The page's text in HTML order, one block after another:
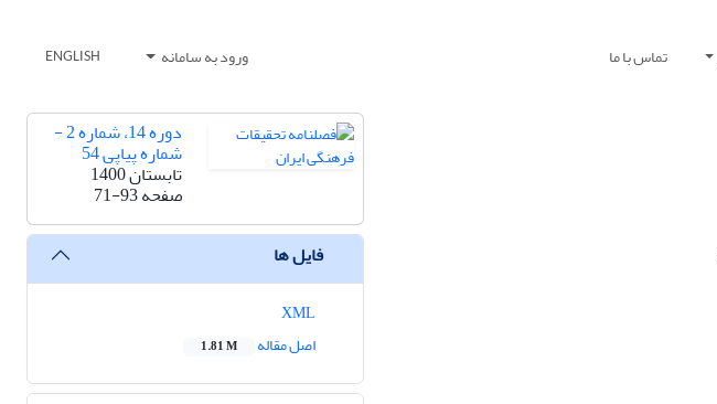
تماس با ما ورود به سامانه ENGLISH
دوره 14، شماره 2 -
شماره پیاپی 54
تابستان 1400
صفحه71-93
فایل ها
اصل مقاله
1.81 M